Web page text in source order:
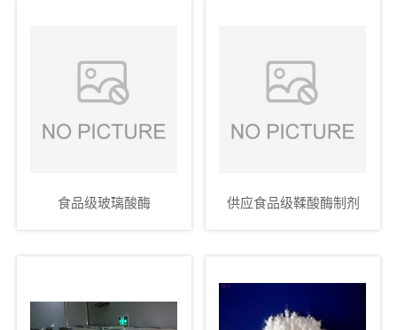
食品级玻璃酸酶 供应食品级鞣酸酶制剂